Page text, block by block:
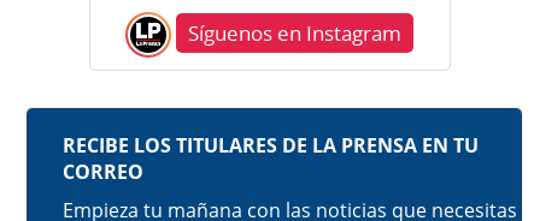
Síguenos en Instagram